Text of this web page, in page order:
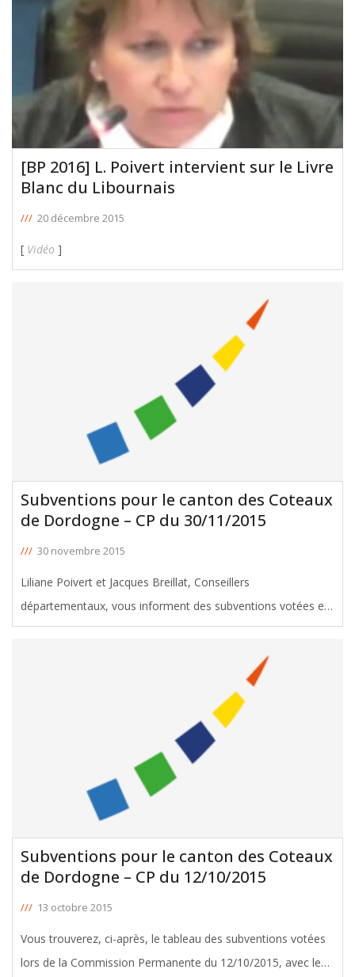
[BP 2016] L. Poivert intervient sur le Livre
Blanc du Libournais
/// 20 décembre 2015
[ Vidéo ]
Subventions pour le canton des Coteaux
de Dordogne – CP du 30/11/2015
/// 30 novembre 2015
Liliane Poivert et Jacques Breillat, Conseillers
départementaux, vous informent des subventions votées en
faveur du canton des Coteaux-de-Dordogne lors de la
Commission Permanente du Conseil Départemental de la
Subventions pour le canton des Coteaux
de Dordogne – CP du 12/10/2015
/// 13 octobre 2015
Vous trouverez, ci-après, le tableau des subventions votées
lors de la Commission Permanente du 12/10/2015, avec le